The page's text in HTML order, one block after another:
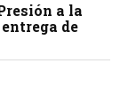
a la
de